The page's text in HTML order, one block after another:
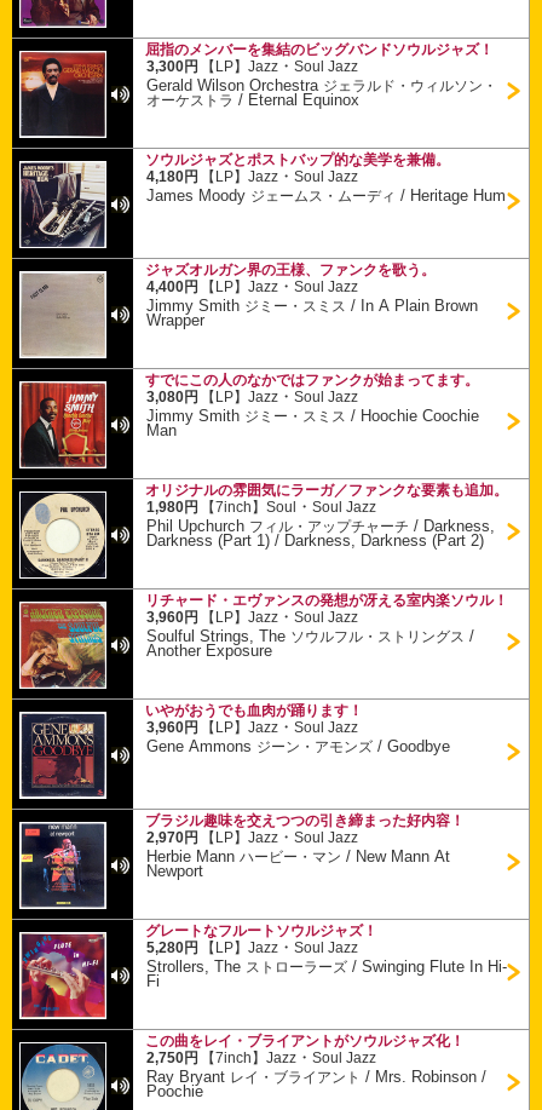
屈指のメンバーを集結のビッグバンドソウルジャズ！
3,300円
【LP】Jazz ・Soul Jazz
Gerald Wilson Orchestra ジェラルド・ウィルソン・
オーケストラ / Eternal Equinox
ソウルジャズとポストバップ的な美学を兼備。
4,180円
【LP】Jazz ・Soul Jazz
James Moody ジェームス・ムーディ / Heritage Hum
ジャズオルガン界の王様、ファンクを歌う。
4,400円
【LP】Jazz ・Soul Jazz
Jimmy Smith ジミー・スミス / In A Plain Brown
Wrapper
すでにこの人のなかではファンクが始まってます。
3,080円
【LP】Jazz ・Soul Jazz
Jimmy Smith ジミー・スミス / Hoochie Coochie
Man
オリジナルの雰囲気にラーガ／ファンクな要素も追加。
1,980円
【7inch】Soul ・Soul Jazz
Phil Upchurch フィル・アップチャーチ / Darkness,
Darkness (Part 1) / Darkness, Darkness (Part 2)
リチャード・エヴァンスの発想が冴える室内楽ソウル！
3,960円
【LP】Jazz ・Soul Jazz
Soulful Strings, The ソウルフル・ストリングス /
Another Exposure
いやがおうでも血肉が踊ります！
3,960円
【LP】Jazz ・Soul Jazz
Gene Ammons ジーン・アモンズ /Goodbye
ブラジル趣味を交えつつの引き締まった好内容！
2,970円
【LP】Jazz ・Soul Jazz
Herbie Mannハービー・マン / New Mann At
Newport
グレートなフルートソウルジャズ！
5,280円
【LP】Jazz ・Soul Jazz
Strollers, The ストローラーズ /Swinging Flute In Hi-
Fi
この曲をレイ・ブライアントがソウルジャズ化！
2,750円
【7inch】Jazz ・Soul Jazz
Ray Bryant レイ・ブライアント / Mrs. Robinson /
Poochie